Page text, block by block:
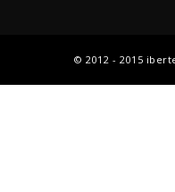
© 2012 - 2015